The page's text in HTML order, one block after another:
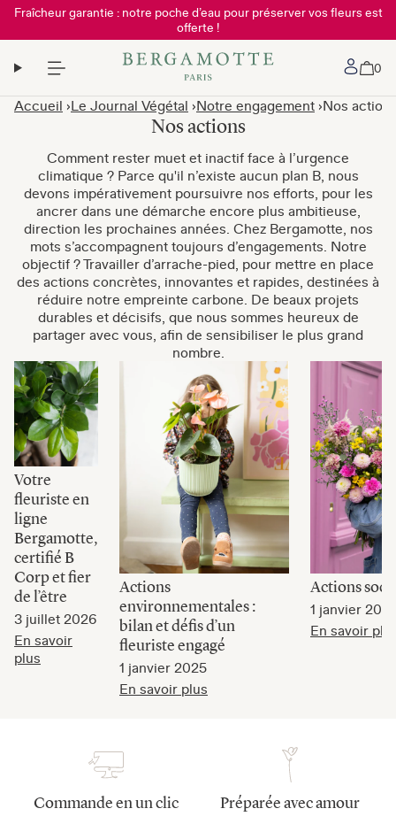
Fraîcheur garantie : notre poche d’eau pour préserver vos fleurs est
offerte !
Mon
0
Accueil Le Journal Végétal Notre engagement Nos
Nos actions
Comment rester muet et inactif face à l’urgence
climatique ? Parce qu'il n’existe aucun plan B, nous
devons impérativement poursuivre nos efforts, pour les
ancrer dans une démarche encore plus ambitieuse,
direction les prochaines années. Chez Bergamotte, nos
mots s’accompagnent toujours d’engagements. Notre
objectif ? Travailler d’arrache-pied, pour mettre en place
des actions concrètes, innovantes et rapides, destinées à
réduire notre empreinte carbone. De beaux projets
durables et décisifs, que nous sommes heureux de
partager avec vous, afin de sensibiliser le plus grand
nombre.
Votre
fleuriste en
ligne
Bergamotte,
certifié B
Corp et fier
de l’être
3 juillet 2026
En savoir
plus
Actions
environnementales :
bilan et défis d’un
fleuriste engagé
1 janvier 2025
En savoir plus
Actions
1 janvier
En savoir
Commande en un clic Préparée avec amour